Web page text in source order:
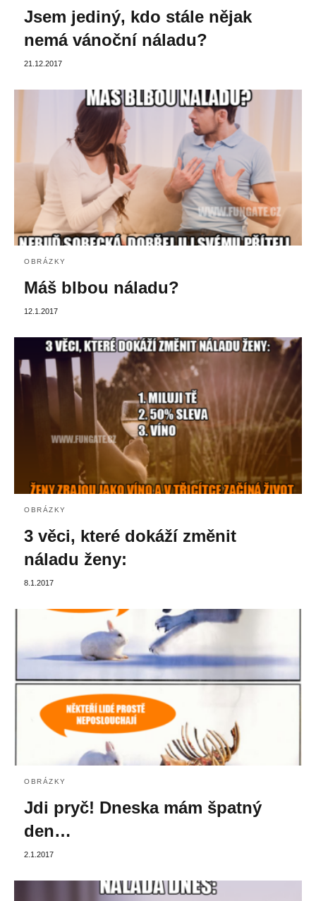
Jsem jediný, kdo stále nějak
nemá vánoční náladu?
21.12.2017
OBRÁZKY
Máš blbou náladu?
12.1.2017
OBRÁZKY
3 věci, které dokáží změnit
náladu ženy:
8.1.2017
OBRÁZKY
Jdi pryč! Dneska mám špatný
den…
2.1.2017